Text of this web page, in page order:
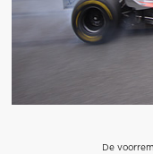
De